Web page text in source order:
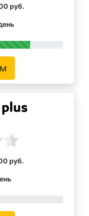
руб.
руб.